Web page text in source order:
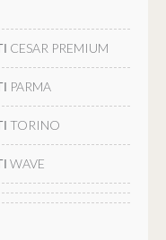
PREMIUM
PARMA
TORINO
WAVE